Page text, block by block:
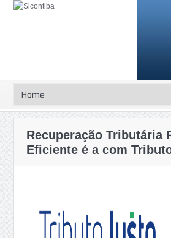
Recuperação Tributária
Eficiente é a com